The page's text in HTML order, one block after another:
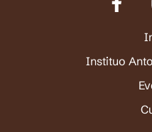
Instituo